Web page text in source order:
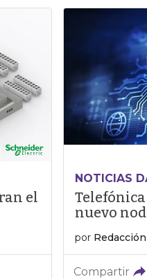
el
NOTICIAS
nuevo
por
Compartir